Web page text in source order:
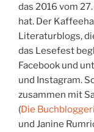
das 2016 vom
hat. Der
Literaturblogs,
das Lesefest
Facebook und
und Instagram.
zusammen mit
(Die
und Janine